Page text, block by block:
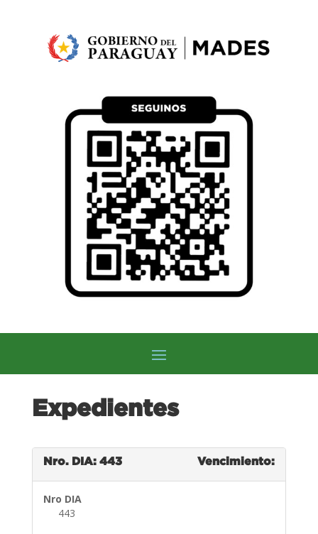
Expedientes
Nro. DIA: 443 Vencimiento:
Nro DIA
443